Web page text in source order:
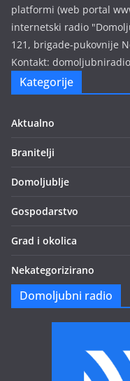
platformi (web portal
internetski radio
121, brigade-pukovnije
Kontakt:
Kategorije
Aktualno
Branitelji
Domoljublje
Gospodarstvo
Grad i okolica
Nekategorizirano
Domoljubni radio